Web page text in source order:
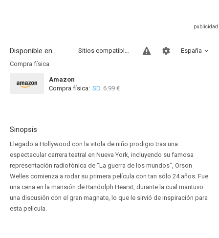
Disponible en... España
Sitios compatibles
Compra física
Amazon
Compra física: SD 6.99 €
Sinopsis
Llegado a Hollywood con la vitola de niño prodigio tras una
espectacular carrera teatral en Nueva York, incluyendo su famosa
representación radiofónica de "La guerra de los mundos", Orson
Welles comienza a rodar su primera película con tan sólo 24 años. Fue
una cena en la mansión de Randolph Hearst, durante la cual mantuvo
una discusión con el gran magnate, lo que le sirvió de inspiración para
esta película.